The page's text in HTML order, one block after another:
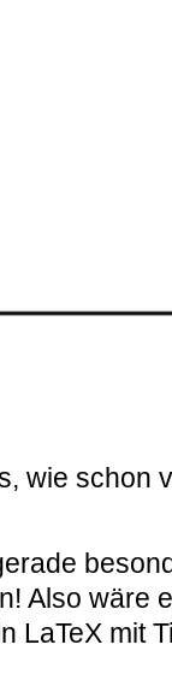
wie schon
Also wäre
LaTeX mit